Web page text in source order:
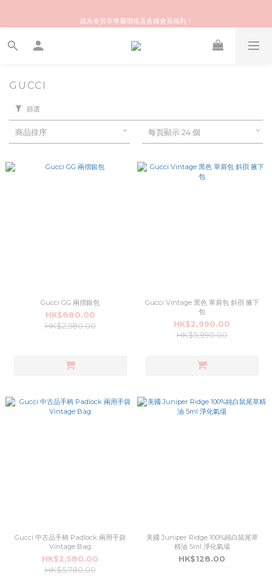
成為會員享專屬價格及各種會員福利！
會員推薦獎賞 | 推介給朋友，你和朋友都可享額外 $50 Stylekiki購物金！
GUCCI
篩選
商品排序 每頁顯示 24 個
Gucci GG 兩摺銀包
HK$880.00
HK$2,580.00
Gucci Vintage 黑色 單肩包 斜孭 腋下
包
HK$2,990.00
HK$5,990.00
Gucci 中古品手柄 Padlock 兩用手袋
Vintage Bag
HK$2,580.00
HK$5,780.00
美國 Juniper Ridge 100%純白鼠尾草
精油 5ml 淨化氣場
HK$128.00